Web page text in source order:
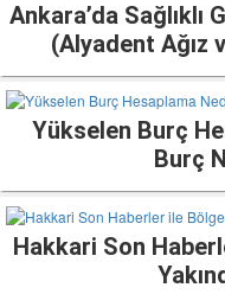
Ankara’da
(Alyadent Ağız
Yükselen Burç
Burç
Hakkari Son